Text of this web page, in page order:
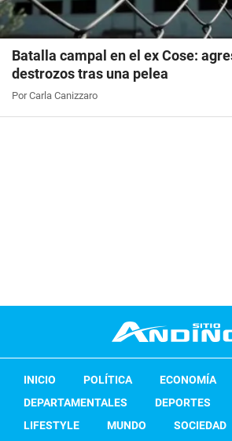
Batalla campal en el ex Cose:
destrozos tras una pelea
Por Carla Canizzaro
INICIO POLÍTICA ECONOMÍA
DEPARTAMENTALES
DEPORTES
LIFESTYLE
MUNDO SOCIEDAD